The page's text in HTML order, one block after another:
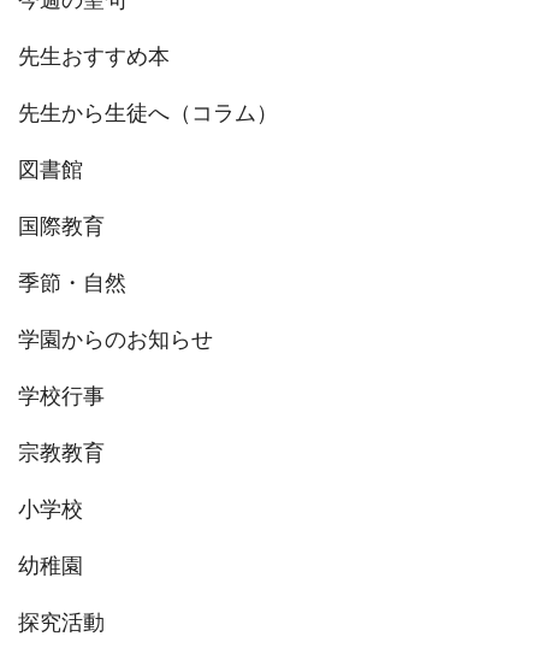
先生おすすめ本
先生から生徒へ（コラム）
図書館
国際教育
季節・自然
学園からのお知らせ
学校行事
宗教教育
小学校
幼稚園
探究活動